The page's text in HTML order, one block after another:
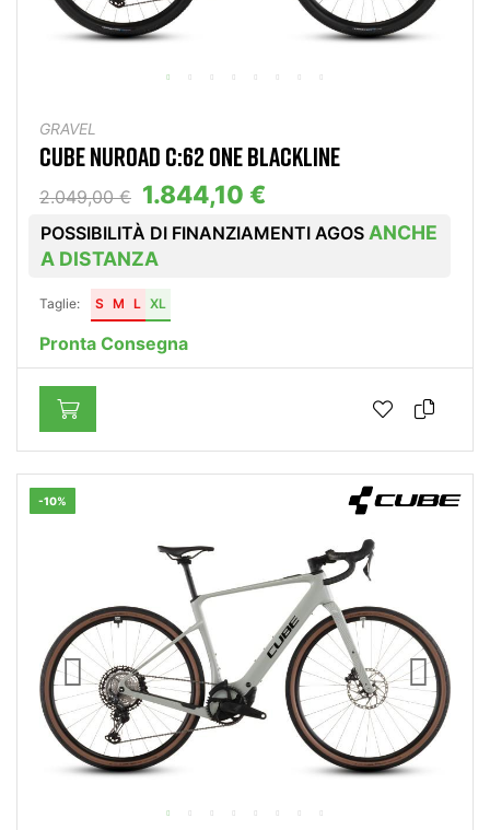
GRAVEL
CUBE NUROAD C:62 ONE BLACKLINE
2.049,00 € 1.844,10 €
POSSIBILITÀ DI FINANZIAMENTI AGOS ANCHE
A DISTANZA
Taglie: S M L XL
Pronta Consegna
-10%